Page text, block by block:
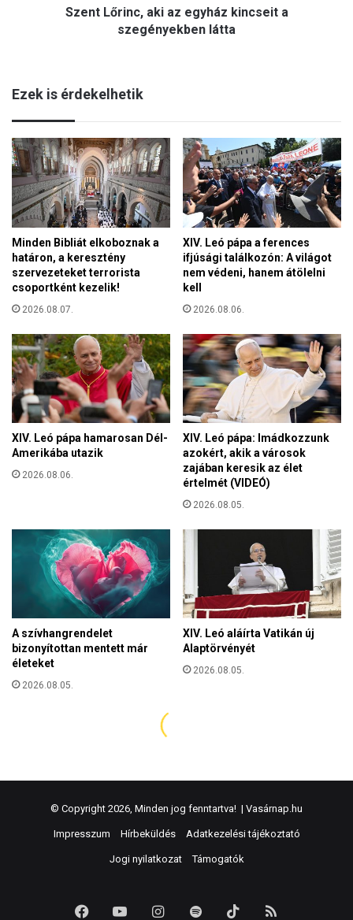
© Copyright 2026, Minden jog fenntartva! | Vasárnap.hu
Impresszum Hírbeküldés Adatkezelési tájékoztató
Jogi nyilatkozat Támogatók
FacebookYouTubeInstagram
Spotify TikTok